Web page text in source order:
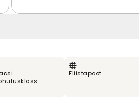
Fliistapeet